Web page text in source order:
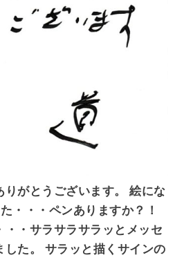
がとうございます。 絵にな
・・・ペンありますか？！
・・サラサラサラッとメッセ
た。 サラッと描くサインの